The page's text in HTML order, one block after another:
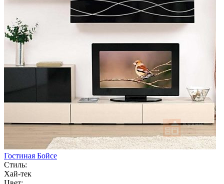
Гостиная Бойсе
Стиль:
Хай-тек